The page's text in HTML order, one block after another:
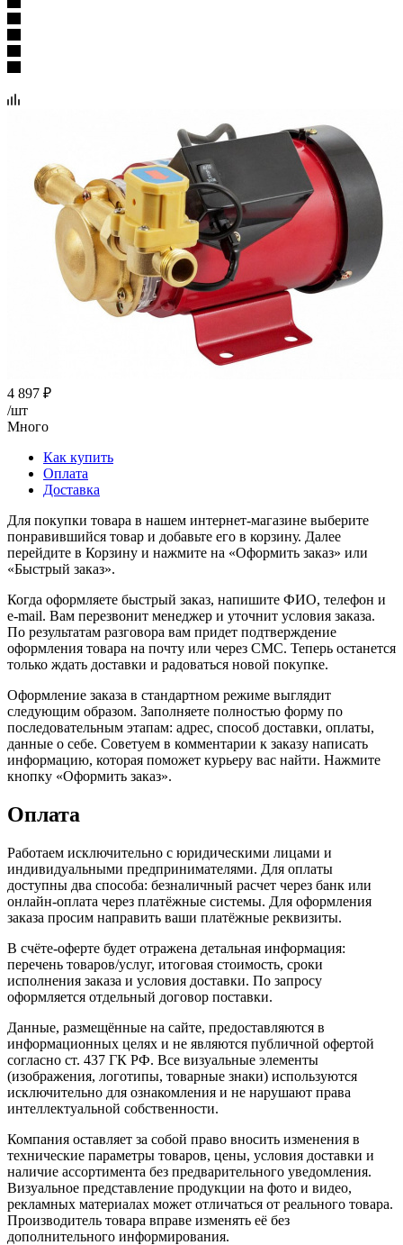
4 897 ₽
/шт
Много
Как купить
Оплата
Доставка
Для покупки товара в нашем интернет-магазине выберите
понравившийся товар и добавьте его в корзину. Далее
перейдите в Корзину и нажмите на «Оформить заказ» или
«Быстрый заказ».
Когда оформляете быстрый заказ, напишите ФИО, телефон и
e-mail. Вам перезвонит менеджер и уточнит условия заказа.
По результатам разговора вам придет подтверждение
оформления товара на почту или через СМС. Теперь останется
только ждать доставки и радоваться новой покупке.
Оформление заказа в стандартном режиме выглядит
следующим образом. Заполняете полностью форму по
последовательным этапам: адрес, способ доставки, оплаты,
данные о себе. Советуем в комментарии к заказу написать
информацию, которая поможет курьеру вас найти. Нажмите
кнопку «Оформить заказ».
Оплата
Работаем исключительно с юридическими лицами и
индивидуальными предпринимателями. Для оплаты
доступны два способа: безналичный расчет через банк или
онлайн-оплата через платёжные системы. Для оформления
заказа просим направить ваши платёжные реквизиты.
В счёте-оферте будет отражена детальная информация:
перечень товаров/услуг, итоговая стоимость, сроки
исполнения заказа и условия доставки. По запросу
оформляется отдельный договор поставки.
Данные, размещённые на сайте, предоставляются в
информационных целях и не являются публичной офертой
согласно ст. 437 ГК РФ. Все визуальные элементы
(изображения, логотипы, товарные знаки) используются
исключительно для ознакомления и не нарушают права
интеллектуальной собственности.
Компания оставляет за собой право вносить изменения в
технические параметры товаров, цены, условия доставки и
наличие ассортимента без предварительного уведомления.
Визуальное представление продукции на фото и видео,
рекламных материалах может отличаться от реального товара.
Производитель товара вправе изменять её без
дополнительного информирования.